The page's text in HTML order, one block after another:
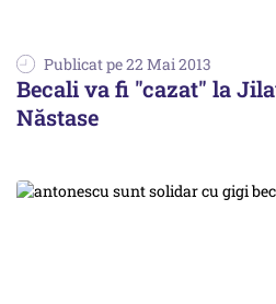
Publicat pe 22 Mai 2013
Becali va fi "cazat" la
Năstase